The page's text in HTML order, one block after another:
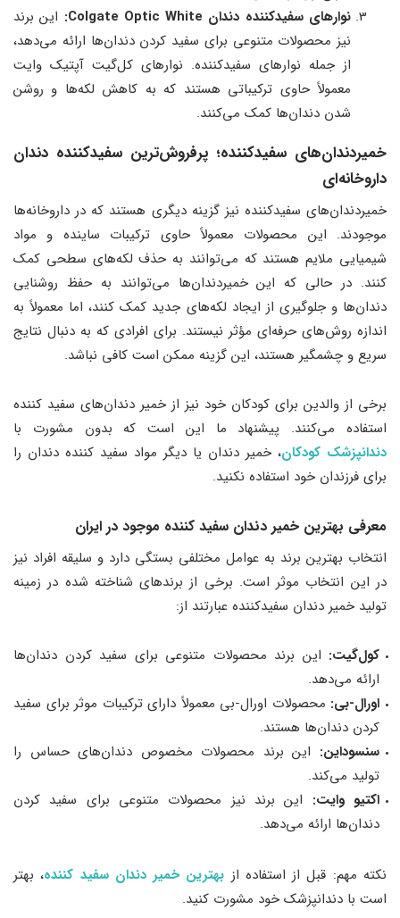
نوارهای سفیدکننده دندان Colgate Optic White: این برند
نیز محصولات متنوعی برای سفید کردن دندان‌ها ارائه می‌دهد،
از جمله نوارهای سفیدکننده. نوارهای کل‌گیت آپتیک وایت
معمولاً حاوی ترکیباتی هستند که به کاهش لکه‌ها و روشن
شدن دندان‌ها کمک می‌کنند.
خمیردندان‌های سفیدکننده؛ پرفروش‌ترین سفیدکننده دندان
داروخانه‌ای
خمیردندان‌های سفیدکننده نیز گزینه دیگری هستند که در داروخانه‌ها
موجودند. این محصولات معمولاً حاوی ترکیبات ساینده و مواد
شیمیایی ملایم هستند که می‌توانند به حذف لکه‌های سطحی کمک
کنند. در حالی که این خمیردندان‌ها می‌توانند به حفظ روشنایی
دندان‌ها و جلوگیری از ایجاد لکه‌های جدید کمک کنند، اما معمولاً به
اندازه روش‌های حرفه‌ای مؤثر نیستند. برای افرادی که به دنبال نتایج
سریع و چشمگیر هستند، این گزینه ممکن است کافی نباشد.
برخی از والدین برای کودکان خود نیز از خمیر دندان‌های سفید کننده
استفاده می‌کنند. پیشنهاد ما این است که بدون مشورت با
دندانپزشک کودکان، خمیر دندان یا دیگر مواد سفید کننده دندان را
برای فرزندان خود استفاده نکنید.
معرفی بهترین خمیر دندان سفید کننده موجود در ایران
انتخاب بهترین برند به عوامل مختلفی بستگی دارد و سلیقه افراد نیز
در این انتخاب موثر است. برخی از برندهای شناخته شده در زمینه
تولید خمیر دندان سفیدکننده عبارتند از:
کول‌گیت: این برند محصولات متنوعی برای سفید کردن دندان‌ها
ارائه می‌دهد.
اورال-بی: محصولات اورال-بی معمولاً دارای ترکیبات موثر برای سفید
کردن دندان‌ها هستند.
سنسوداین: این برند محصولات مخصوص دندان‌های حساس را
تولید می‌کند.
اکتیو وایت: این برند نیز محصولات متنوعی برای سفید کردن
دندان‌ها ارائه می‌دهد.
نکته مهم: قبل از استفاده از بهترین خمیر دندان سفید کننده، بهتر
است با دندانپزشک خود مشورت کنید.